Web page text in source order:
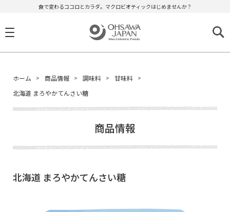
食で変わるココロとカラダ。マクロビオティックはじめませんか？
ホーム 商品情報 調味料
甘味料
北海道 まろやかてんさい糖
商品情報
北海道 まろやかてんさい糖